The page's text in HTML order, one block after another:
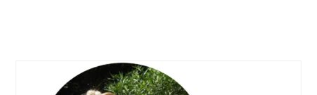
navigation